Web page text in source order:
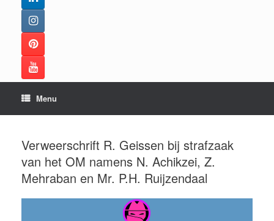
Menu
Verweerschrift R. Geissen bij strafzaak
van het OM namens N. Achikzei, Z.
Mehraban en Mr. P.H. Ruijzendaal